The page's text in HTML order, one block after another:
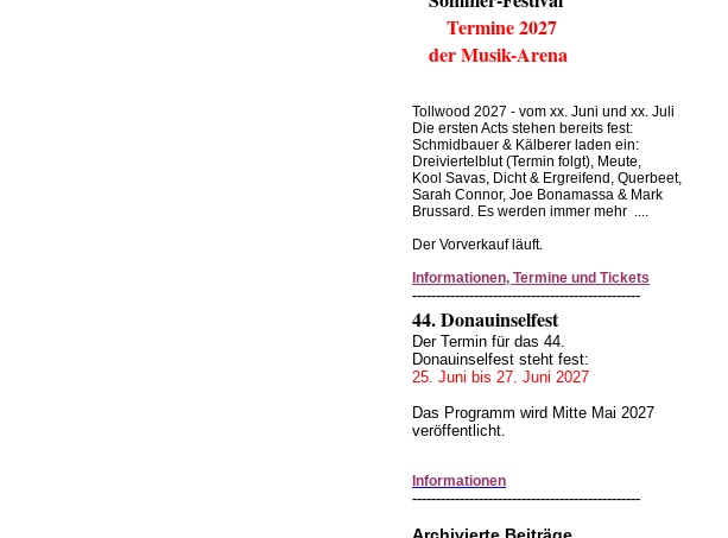
Termine 2027
der Musik-Arena
Tollwood 2027 - vom xx. Juni und xx. Juli
Die ersten Acts stehen bereits fest:
Schmidbauer & Kälberer laden ein:
Dreiviertelblut (Termin folgt), Meute,
Kool Savas, Dicht & Ergreifend, Querbeet,
Sarah Connor, Joe Bonamassa & Mark
Brussard. Es werden immer mehr ....
Der Vorverkauf läuft.
Informationen, Termine und Tickets
------------------------------------------------
44. Donauinselfest
Der Termin für das 44.
Donauinselfest steht fest:
25. Juni bis 27. Juni 2027
Das Programm wird Mitte Mai 2027
veröffentlicht.
Informationen
------------------------------------------------